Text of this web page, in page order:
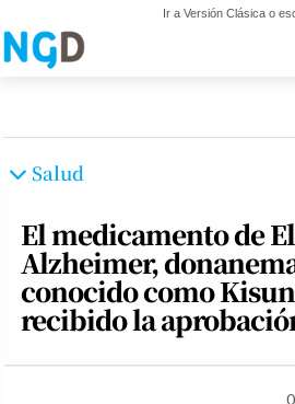
Ir a Versión Clásica o
Salud
El medicamento de
Alzheimer,
conocido como
recibido la